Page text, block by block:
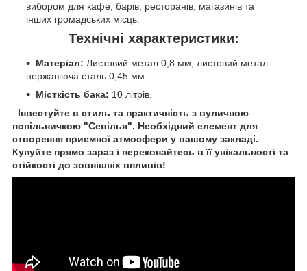
вибором для кафе, барів, ресторанів, магазинів та
інших громадських місць.
Технічні характеристики:
Матеріал: Листовий метал 0,8 мм, листовий метал
нержавіюча сталь 0,45 мм.
Місткість бака: 10 літрів.
Інвестуйте в стиль та практичність з вуличною
попільничкою "Севілья". Необхідний елемент для
створення приємної атмосфери у вашому закладі.
Купуйте прямо зараз і переконайтесь в її унікальності та
стійкості до зовнішніх впливів!